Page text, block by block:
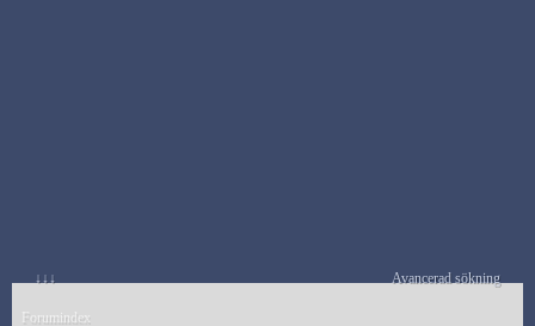
↓↓↓ Avancerad sökning
Forumindex